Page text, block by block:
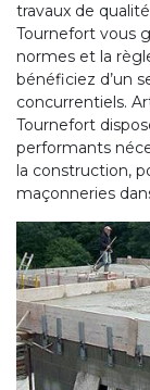
travaux de
Tournefort vous
normes et la
bénéficiez d’un
concurrentiels.
Tournefort
performants
la construction,
maçonneries